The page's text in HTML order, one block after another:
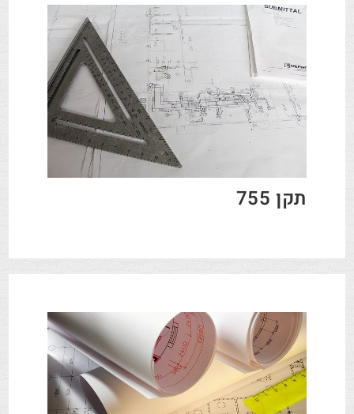
תקן 755